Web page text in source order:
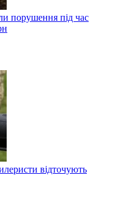
порушення під час
відточують